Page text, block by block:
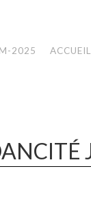
2025 ACCUEIL